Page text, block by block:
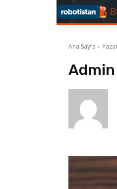
Ana Sayfa
Admin